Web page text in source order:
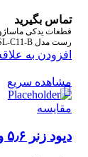
تماس بگیرید
رست مدل SL-C11-B
افزودن به
مشاهده سریع
مقایسه
دیود زنر ۵٫۶ ولت ۵W 1N5339B